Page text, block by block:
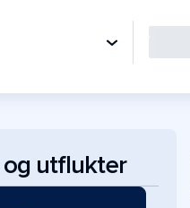
og utflukter